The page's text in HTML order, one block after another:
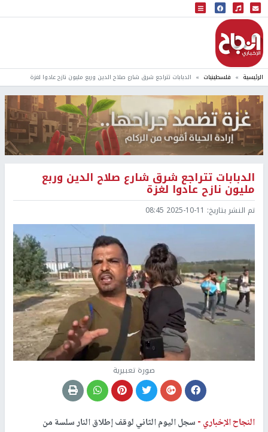
البث المباشر
إذاعة النجاح
الرئيسية فلسطينيات الدبابات تتراجع شرق شارع صلاح الدين وربع مليون نازح عادوا لغزة
الدبابات تتراجع شرق شارع صلاح الدين وربع
مليون نازح عادوا لغزة
تم النشر بتاريخ: 2025-10-11 08:45
صورة تعبيرية
النجاح الإخباري -سجل اليوم الثاني لوقف إطلاق النار سلسة من